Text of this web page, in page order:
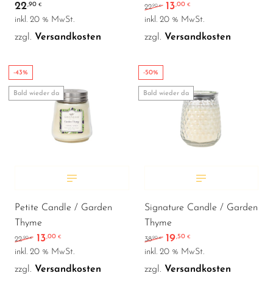
22,90 €
inkl. 20 % MwSt.
zzgl. Versandkosten
22,90€ Ursprünglicher Preis
13,00€
inkl. 20 % MwSt.
zzgl. Versandkosten
-43%
Bald wieder da
Petite Candle / Garden
Thyme
22,90€ Ursprünglicher Preis war: 22,90 €
13,00 € Aktueller Preis ist: 13,00 €.
inkl. 20 % MwSt.
zzgl. Versandkosten
-50%
Bald wieder da
Signature Candle / Garden
Thyme
38,90€ Ursprünglicher Preis
19,50€
inkl. 20 % MwSt.
zzgl. Versandkosten